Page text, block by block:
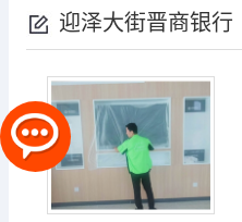
迎泽大街晋商银行